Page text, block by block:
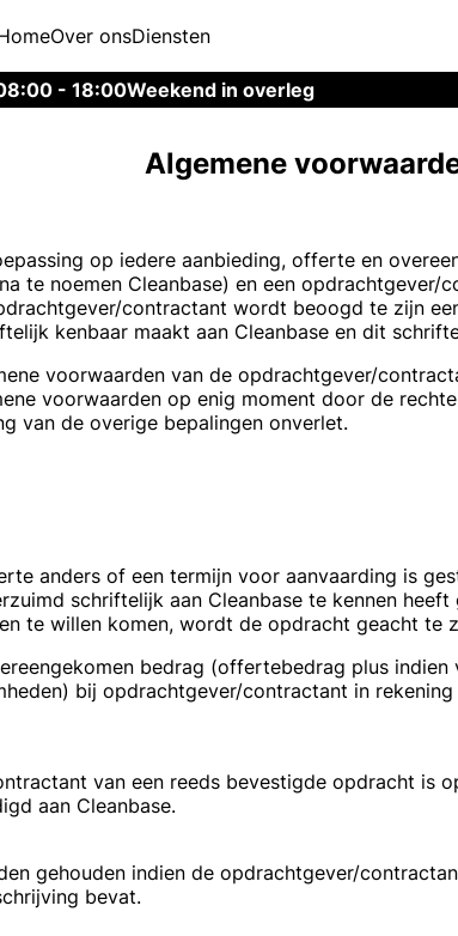
Over onsDiensten
- 18:00Weekend in overleg
Algemene
op iedere aanbieding, offerte en
te noemen Cleanbase) en een
contractant wordt beoogd te zijn
kenbaar maakt aan Cleanbase en dit
voorwaarden van de opdrachtgever/
voorwaarden op enig moment door de
van de overige bepalingen onverlet.
anders of een termijn voor aanvaarding is
schriftelijk aan Cleanbase te kennen
te willen komen, wordt de opdracht geacht te
bedrag (offertebedrag plus
bij opdrachtgever/contractant in
van een reeds bevestigde opdracht is
aan Cleanbase.
gehouden indien de opdrachtgever/
bevat.